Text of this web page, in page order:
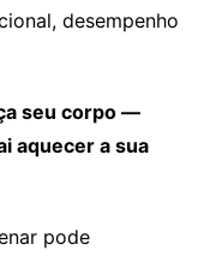
desempenho
seu corpo —
aquecer a sua
pode